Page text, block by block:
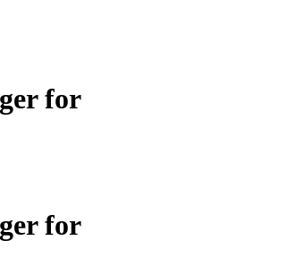
for
for